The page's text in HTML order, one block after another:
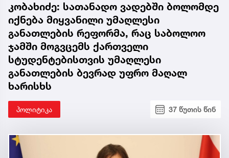
კობახიძე: სათანადო ვადებში ბოლომდე
იქნება მიყვანილი უმაღლესი
განათლების რეფორმა, რაც საბოლოო
ჯამში მოგვცემს ქართველი
სტუდენტებისთვის უმაღლესი
განათლების ბევრად უფრო მაღალ
ხარისხს
პოლიტიკა 37 წუთის წინ